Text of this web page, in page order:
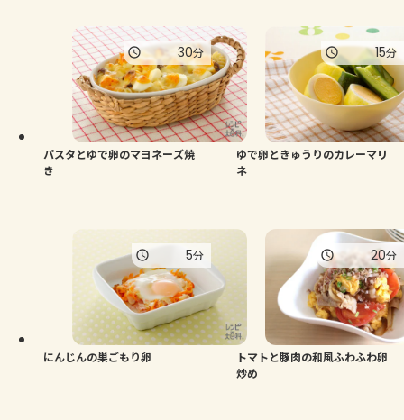
パスタとゆで卵のマヨネーズ焼
き
30分
ゆで卵ときゅうりのカレーマリ
ネ
15分
にんじんの巣ごもり卵
5分
トマトと豚肉の和風ふわふわ卵
炒め
20分